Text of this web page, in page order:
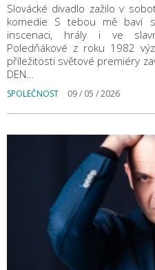
Slovácké divadlo zažilo v
komedie S tebou mě baví
inscenaci, hrály i ve
Poledňákové z roku 1982
příležitosti světové premiéry
DEN…
SPOLEČNOST 09 / 05 / 2026